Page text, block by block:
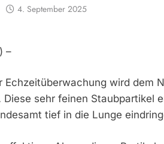
HZA-R: Zoll
5. August 2026
5. August 2026
4. September 2025
–
Echzeitüberwachung wird dem
Diese sehr feinen Staubpartikel
tief in die Lunge